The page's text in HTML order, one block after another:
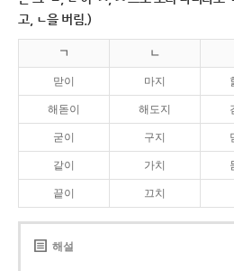
고, ㄴ을 버림.)
ㄱ ㄴ
맏이 마지
해돋이 해도지
굳이 구지
같이 가치
끝이 끄치
해설